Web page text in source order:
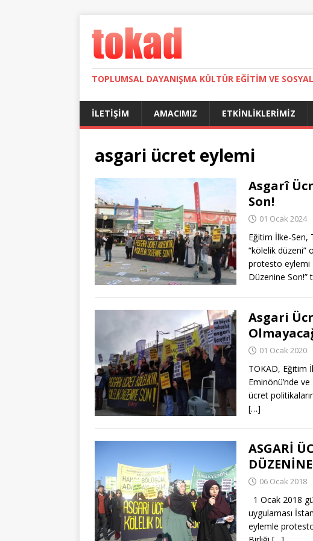
TOPLUMSAL DAYANIŞMA KÜLTÜR EĞITIM VE
İLETIŞIM AMACIMIZ ETKINLIKLERIMIZ
asgari ücret eylemi
Asgarî
Son!
01 Ocak 2024
Eğitim İlke-Sen,
“kölelik düzeni”
protesto eylemi
Düzenine Son!”
Asgari
01 Ocak 2020
TOKAD, Eğitim
Eminönü’nde
ücret
[…]
ASGARİ
06 Ocak 2018
1 Ocak 2018
uygulaması
eylemle